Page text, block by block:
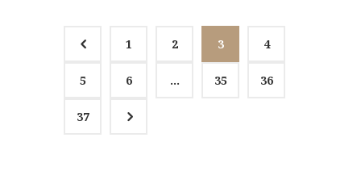
4 1 2 3 4
5 6 … 35 36
37 5